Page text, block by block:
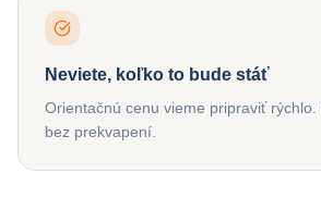
Neviete, koľko to bude stáť
Orientačnú cenu vieme pripraviť rýchlo.
bez prekvapení.